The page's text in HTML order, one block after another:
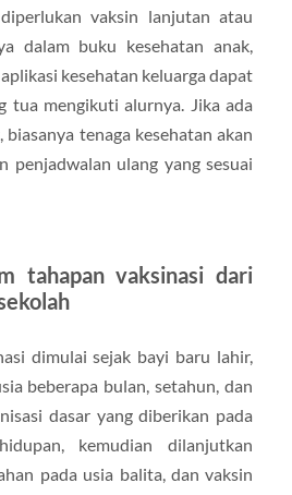
vaksin lanjutan atau
dalam buku kesehatan anak,
kesehatan keluarga dapat
tua mengikuti alurnya. Jika ada
tenaga kesehatan akan
penjadwalan ulang yang sesuai
tahapan vaksinasi dari
dimulai sejak bayi baru lahir,
beberapa bulan, setahun, dan
dasar yang diberikan pada
kemudian dilanjutkan
pada usia balita, dan vaksin